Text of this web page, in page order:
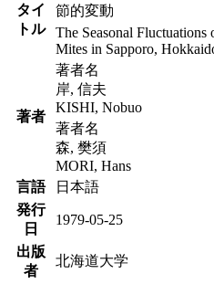
タイ
トル
節的変動
The Seasonal Fluctuations
Mites in Sapporo,
著者
著者名
岸, 信夫
KISHI, Nobuo
著者名
森, 樊須
MORI, Hans
言語
日本語
発行
日
1979-05-25
出版
者
北海道大学